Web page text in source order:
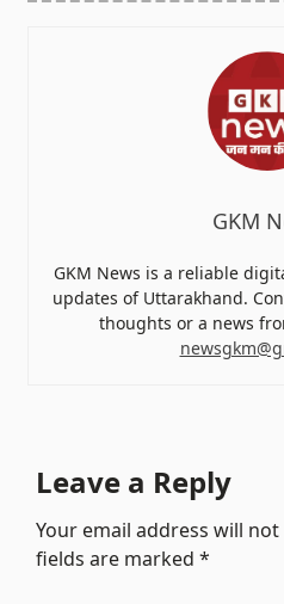
GKM
GKM News is a reliable
updates of Uttarakhand.
thoughts or a news
Leave a Reply
Your email address will
fields are marked*